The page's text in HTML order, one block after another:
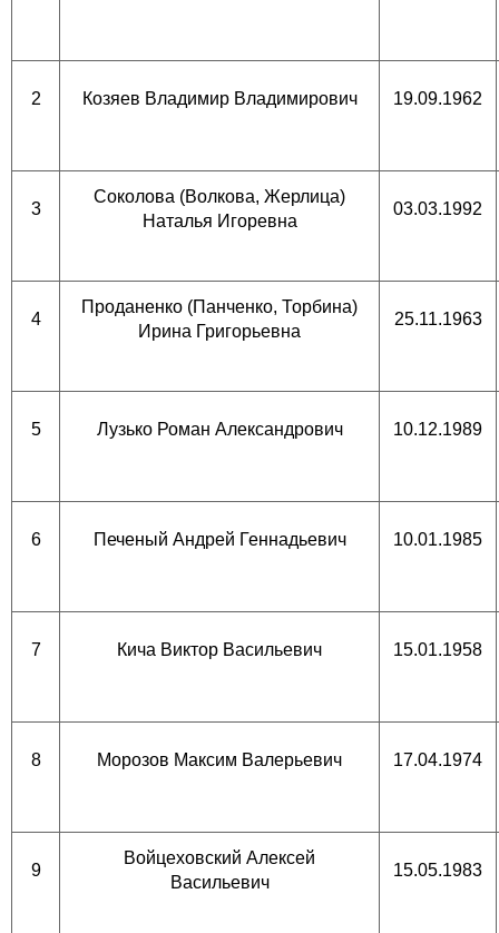
2 Козяев Владимир Владимирович 19.09.1962
3
Соколова (Волкова, Жерлица)
Наталья Игоревна
03.03.1992
4
Проданенко (Панченко, Торбина)
Ирина Григорьевна
25.11.1963
5 Лузько Роман Александрович 10.12.1989
6 Печеный Андрей Геннадьевич 10.01.1985
7 Кича Виктор Васильевич 15.01.1958
8 Морозов Максим Валерьевич 17.04.1974
9
Войцеховский Алексей
Васильевич
15.05.1983